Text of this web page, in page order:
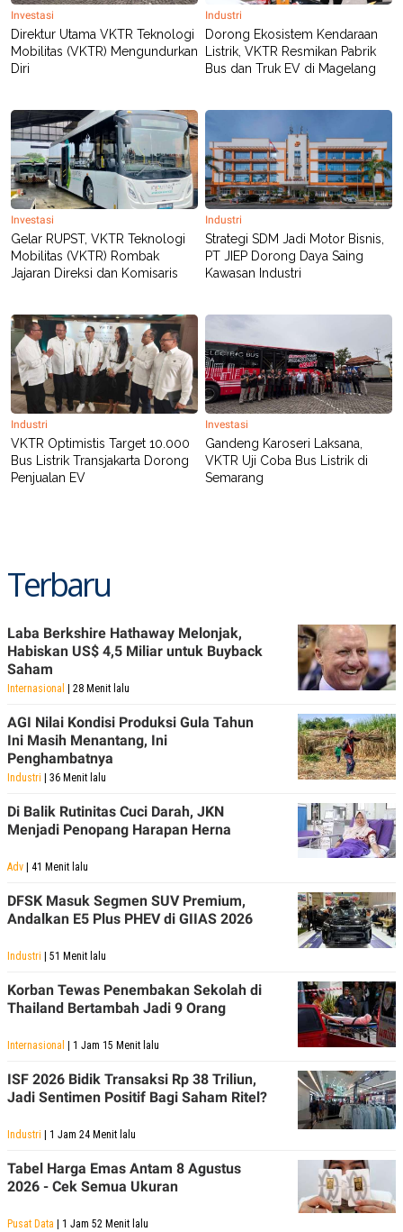
RT
I
S
I
N
M
E
D
I
A
I
D
OF
USE
PEDOMAN
PEMBERITAAN
SIBER
PRIVACY
POLICY
Investasi
Direktur Utama VKTR Teknologi
Mobilitas (VKTR) Mengundurkan
Diri
Industri
Dorong Ekosistem Kendaraan
Listrik, VKTR Resmikan Pabrik
Bus dan Truk EV di Magelang
Investasi
Gelar RUPST, VKTR Teknologi
Mobilitas (VKTR) Rombak
Jajaran Direksi dan Komisaris
Industri
Strategi SDM Jadi Motor Bisnis,
PT JIEP Dorong Daya Saing
Kawasan Industri
Industri
VKTR Optimistis Target 10.000
Bus Listrik Transjakarta Dorong
Penjualan EV
Investasi
Gandeng Karoseri Laksana,
VKTR Uji Coba Bus Listrik di
Semarang
Terbaru
Laba Berkshire Hathaway Melonjak,
Habiskan US$ 4,5 Miliar untuk Buyback
Saham
Internasional | 28 Menit lalu
AGI Nilai Kondisi Produksi Gula Tahun
Ini Masih Menantang, Ini
Penghambatnya
Industri | 36 Menit lalu
Di Balik Rutinitas Cuci Darah, JKN
Menjadi Penopang Harapan Herna
Adv | 41 Menit lalu
DFSK Masuk Segmen SUV Premium,
Andalkan E5 Plus PHEV di GIIAS 2026
Industri | 51 Menit lalu
Korban Tewas Penembakan Sekolah di
Thailand Bertambah Jadi 9 Orang
Internasional | 1 Jam 15 Menit lalu
ISF 2026 Bidik Transaksi Rp 38 Triliun,
Jadi Sentimen Positif Bagi Saham Ritel?
Industri | 1 Jam 24 Menit lalu
Tabel Harga Emas Antam 8 Agustus
2026 - Cek Semua Ukuran
Pusat Data | 1 Jam 52 Menit lalu